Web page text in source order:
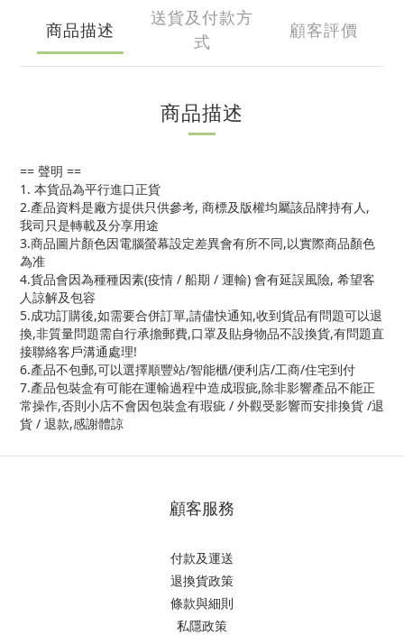
商品描述
送貨及付款方
式
顧客評價
商品描述
== 聲明 ==
1. 本貨品為平行進口正貨
2.產品資料是廠方提供只供參考, 商標及版權均屬該品牌持有人,
我司只是轉載及分享用途
3.商品圖片顏色因電腦螢幕設定差異會有所不同,以實際商品顏色
為准
4.貨品會因為種種因素(疫情 / 船期 / 運輸) 會有延誤風險, 希望客
人諒解及包容
5.成功訂購後,如需要合併訂單,請儘快通知,收到貨品有問題可以退
換,非質量問題需自行承擔郵費,口罩及貼身物品不設換貨,有問題直
接聯絡客戶溝通處理!
6.產品不包郵,可以選擇順豐站/智能櫃/便利店/工商/住宅到付
7.產品包裝盒有可能在運輸過程中造成瑕疵,除非影響產品不能正
常操作,否則小店不會因包裝盒有瑕疵 / 外觀受影響而安排換貨 /退
貨 / 退款,感謝體諒
顧客服務
付款及運送
退換貨政策
條款與細則
私隱政策